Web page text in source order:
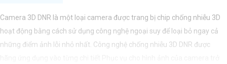
Camera 3D DNR là một loại camera được trang bị chip chống nhiễu 3D
hoạt động bằng cách sử dụng công nghệ ngoại suy để loại bỏ ngay cả
những điểm ảnh lỗi nhỏ nhất. Công nghệ chống nhiễu 3D DNR được